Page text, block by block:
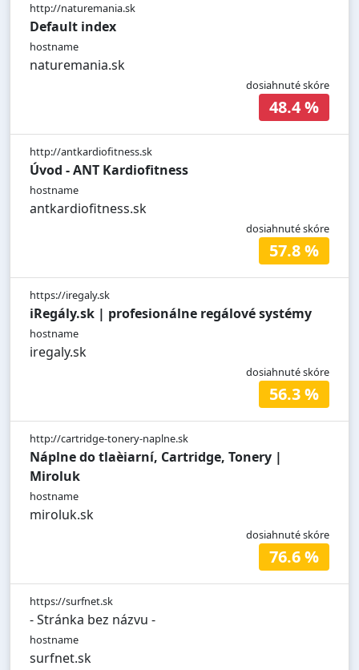
http://naturemania.sk
Default index
hostname
naturemania.sk
dosiahnuté skóre
48.4 %
http://antkardiofitness.sk
Úvod - ANT Kardiofitness
hostname
antkardiofitness.sk
dosiahnuté skóre
57.8 %
https://iregaly.sk
iRegály.sk | profesionálne regálové systémy
hostname
iregaly.sk
dosiahnuté skóre
56.3 %
http://cartridge-tonery-naplne.sk
Náplne do tlaèiarní, Cartridge, Tonery |
Miroluk
hostname
miroluk.sk
dosiahnuté skóre
76.6 %
https://surfnet.sk
- Stránka bez názvu -
hostname
surfnet.sk